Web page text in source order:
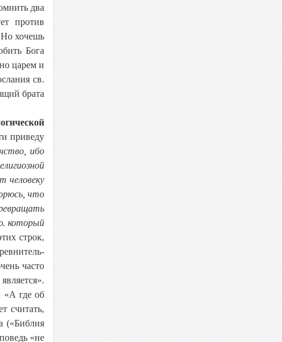
два
против
хочешь
Бога
царем и
св.
брата
приведу
ибо
человеку
что
который
строк,
часто
«А где об
считать,
(«Библия
«не